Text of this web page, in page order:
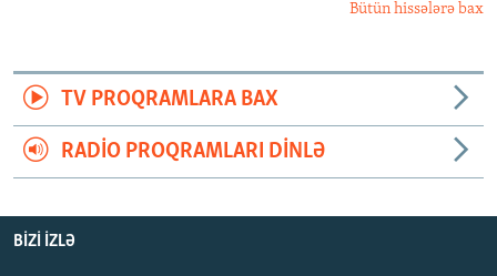
Bütün hissələrə bax
TV PROQRAMLARA BAX
RADIO PROQRAMLARI DINLƏ
BIZI IZLƏ